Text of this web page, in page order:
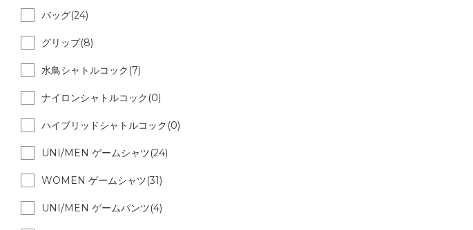
バッグ(24)
グリップ(8)
水鳥シャトルコック(7)
ナイロンシャトルコック(0)
ハイブリッドシャトルコック(0)
UNI/MEN ゲームシャツ(24)
WOMEN ゲームシャツ(31)
UNI/MEN ゲームパンツ(4)